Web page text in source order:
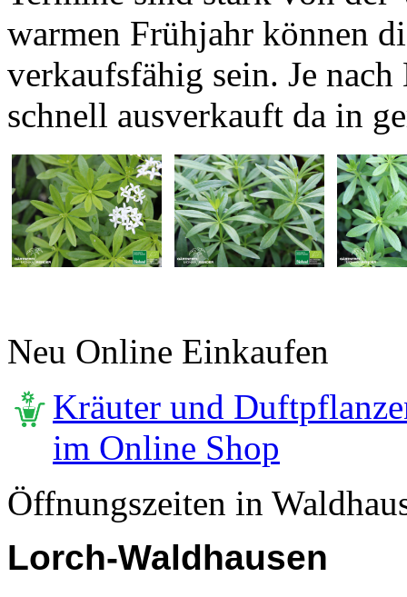
warmen Frühjahr können
verkaufsfähig sein. Je
schnell ausverkauft da in
Neu Online Einkaufen
Kräuter und
im Online Shop
Öffnungszeiten in
Lorch-Waldhausen